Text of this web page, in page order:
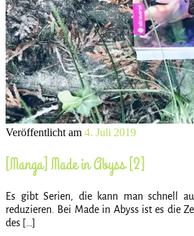
Veröffentlicht am 4. Juli 2019
[Manga] Made in Abyss [2]
Es gibt Serien, die kann man schnell
reduzieren. Bei Made in Abyss ist es die
des […]